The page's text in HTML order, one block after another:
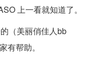
上一看就知道了。
（美丽俏佳人bb
有帮助。